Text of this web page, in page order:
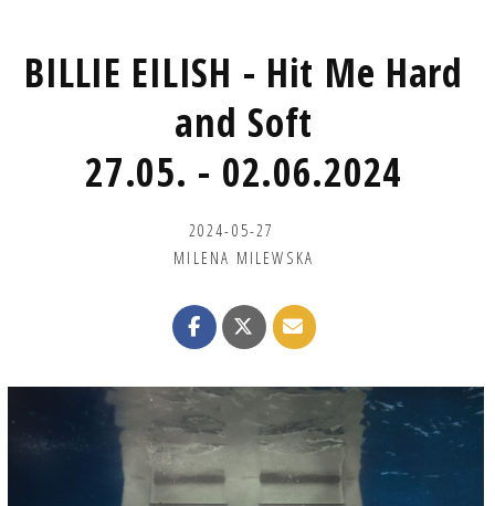
BILLIE EILISH - Hit Me Hard
and Soft
27.05. - 02.06.2024
2024-05-27
MILENA MILEWSKA